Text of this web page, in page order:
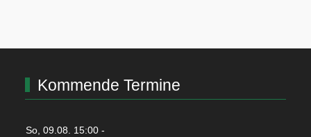
Kommende Termine
So, 09.08. 15:00-